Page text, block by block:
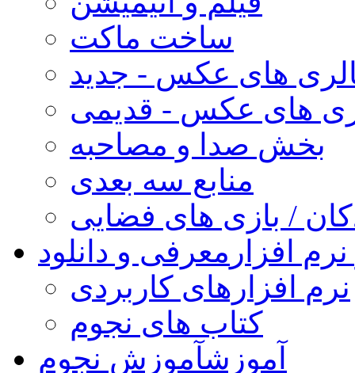
ساخت ماکت
های عکس - جدید
های عکس - قدیمی
بخش صدا و مصاحبه
منابع سه بعدی
/ بازی های فضایی
افزار معرفی و دانلود
نرم افزارهای کاربردی
کتاب های نجوم
آموزشآموزش نجوم